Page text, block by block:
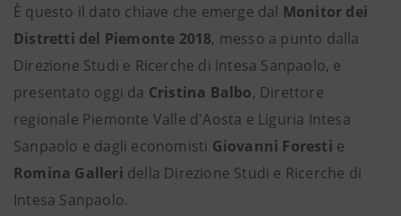
È questo il dato chiave che emerge dal Monitor dei
Distretti del Piemonte 2018, messo a punto dalla
Direzione Studi e Ricerche di Intesa Sanpaolo, e
presentato oggi da Cristina Balbo, Direttore
regionale Piemonte Valle d'Aosta e Liguria Intesa
Sanpaolo e dagli economisti Giovanni Foresti e
Romina Galleri della Direzione Studi e Ricerche di
Intesa Sanpaolo.